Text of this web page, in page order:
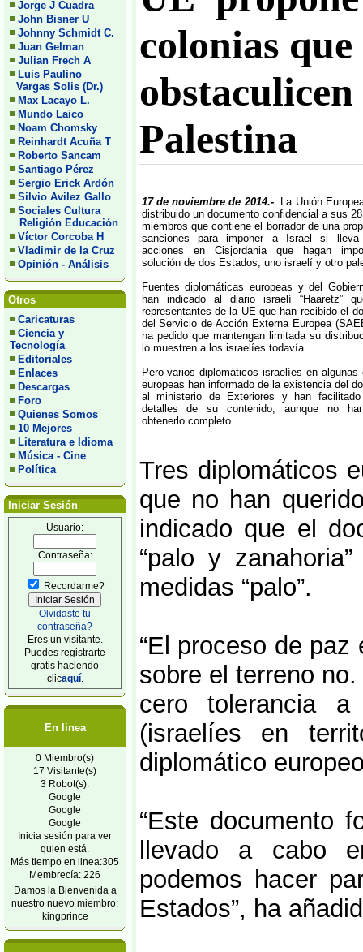
Jorge J Cuadra
John Bisner U
Johnny Schmidt C.
Juan Gelman
Julian Frech A
Luis Paulino
Vargas Solis (Dr.)
Max Lacayo L.
Mundo Laico
Noam Chomsky
Reinhardt Acuña T
Roberto Sancam
Santiago Pérez
Sergio Erick Ardón
Silvio Avilez Gallo
Sociales Cultura
Religión Educación
Víctor Corcoba H
Vladimir de la Cruz
Opinión - Análisis
Otros
Caricaturas
Ciencia y
Tecnología
Editoriales
Enlaces
Descargas
Foro
Quienes Somos
10 Mejores
Literatura e Idioma
Música - Cine
Política
Iniciar Sesión
Usuario:
Contraseña:
Recordarme?
Olvidaste tu
contraseña?
Eres un visitante.
Puedes registrarte
gratis haciendo
clicaquí.
En linea
0 Miembro(s)
17 Visitante(s)
3 Robot(s):
Google
Google
Google
Inicia sesión para ver
quien está.
Más tiempo en linea:305
Membrecía: 226
Damos la Bienvenida a
nuestro nuevo miembro:
kingprince
colonias que
Palestina
17 de noviembre de 2014.-
La Unión
distribuido un documento confidencial a sus
miembros que contiene el borrador de una
sanciones para imponer a Israel si
acciones en Cisjordania que hagan
solución de dos Estados, uno israelí y otro
Fuentes diplomáticas europeas y del
han indicado al diario israelí “Haaretz”
representantes de la UE que han recibido el
del Servicio de Acción Externa Europea
ha pedido que mantengan limitada su
lo muestren a los israelíes todavía.
Pero varios diplomáticos israelíes en algunas
europeas han informado de la existencia del
al ministerio de Exteriores y han facilitado
detalles de su contenido, aunque no
obtenerlo completo.
Tres diplomáticos
que no han
indicado que el
“palo y
medidas “palo”.
“El proceso de
sobre el terreno
cero tolerancia a
(israelíes en
diplomático
“Este documento
llevado a cabo
podemos hacer
Estados”, ha